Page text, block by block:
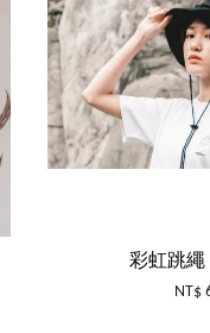
彩虹跳繩
NT$